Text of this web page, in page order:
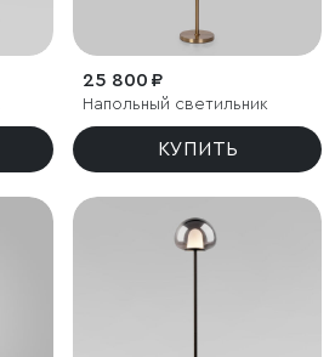
25 800 ₽
Напольный светильник
КУПИТЬ